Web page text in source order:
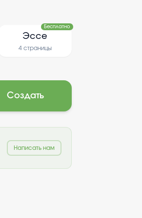
Эссе
4 страницы
Бесплатно
Создать
Написать нам